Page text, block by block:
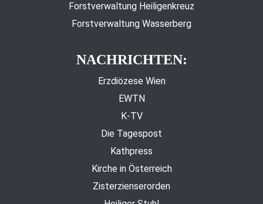
Forstverwaltung Heiligenkreuz
Forstverwaltung Wasserberg
NACHRICHTEN:
Erzdiözese Wien
EWTN
K-TV
Die Tagespost
Kathpress
Kirche in Österreich
Zisterzienserorden